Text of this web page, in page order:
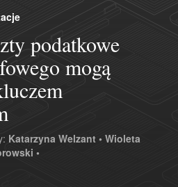
podatkowe
mogą
Katarzyna Welzant • Wioleta
•